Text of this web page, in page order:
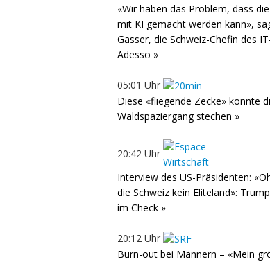
«Wir haben das Problem, dass
mit KI gemacht werden kann»,
Gasser, die Schweiz-Chefin des
Adesso »
05:01 Uhr
Diese «fliegende Zecke» könnte
Waldspaziergang stechen »
20:42 Uhr
Interview des US-Präsidenten:
die Schweiz kein Eliteland»:
im Check »
20:12 Uhr
Burn-out bei Männern – «Mein